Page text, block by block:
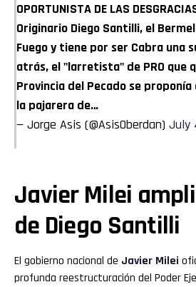
OPORTUNISTA DE LAS
Originario Diego Santilli, el
Fuego y tiene por ser Cabra una
atrás, el "larretista" de PRO que
Provincia del Pecado se
la pajarera de…
— Jorge Asis (@AsisOberdan) July
Javier Milei
de Diego Santilli
El gobierno nacional de Javier Milei
profunda reestructuración del Poder